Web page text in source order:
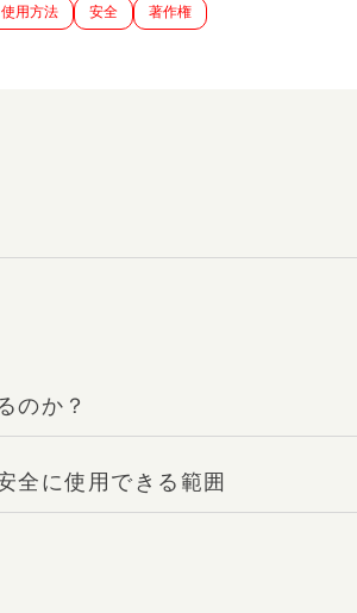
使用方法 安全 著作権
のか？
全に使用できる範囲